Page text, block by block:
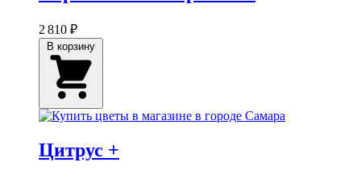
2 810 ₽
Цитрус +